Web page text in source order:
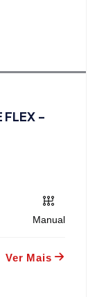
FLEX -
Manual
Ver Mais